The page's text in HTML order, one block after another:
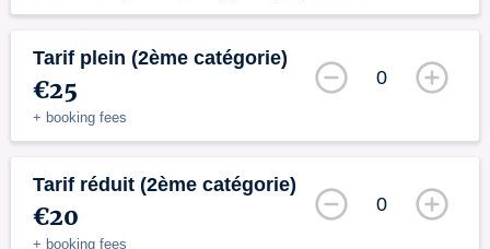
Tarif plein (2ème catégorie)
€25
+ booking fees
0
Tarif réduit (2ème catégorie)
€20
+ booking fees
0